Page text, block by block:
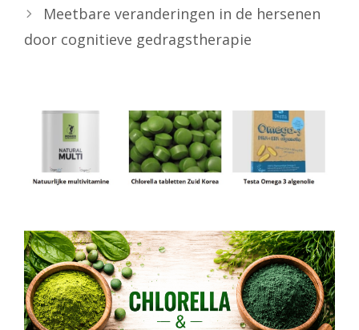
Meetbare veranderingen in de hersenen
door cognitieve gedragstherapie